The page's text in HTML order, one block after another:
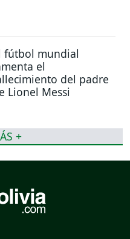
fútbol mundial
el
del padre
Lionel Messi
+